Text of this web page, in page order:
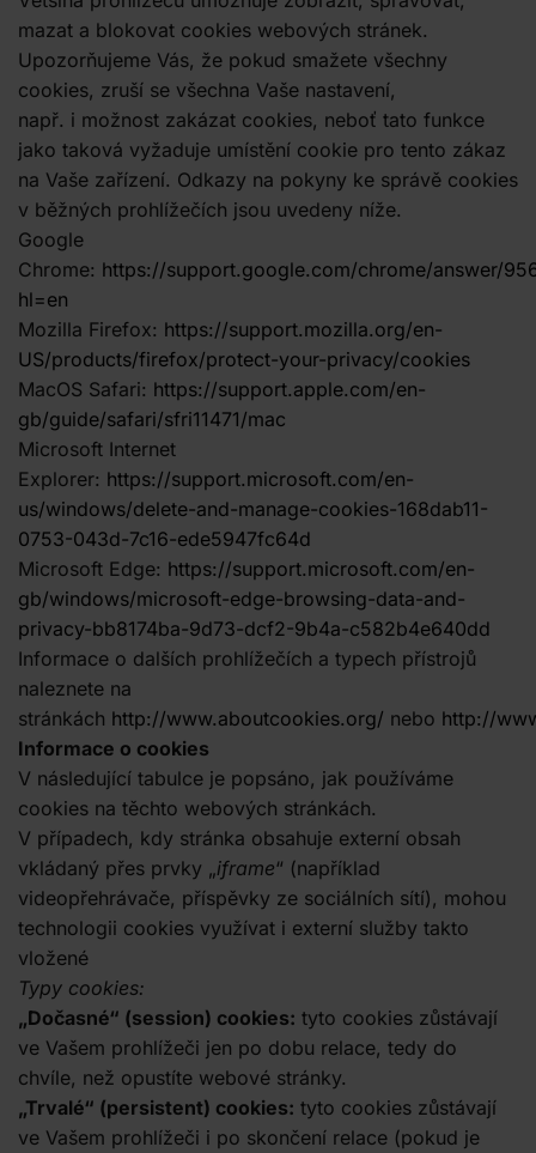
mazat a blokovat cookies webových stránek.
Upozorňujeme Vás, že pokud smažete všechny
cookies, zruší se všechna Vaše nastavení,
např. i možnost zakázat cookies, neboť tato funkce
jako taková vyžaduje umístění cookie pro tento zákaz
na Vaše zařízení. Odkazy na pokyny ke správě cookies
v běžných prohlížečích jsou uvedeny níže.
Google
Chrome: https://support.google.com/chrome/answer/
hl=en
Mozilla Firefox: https://support.mozilla.org/en-
US/products/firefox/protect-your-privacy/cookies
MacOS Safari: https://support.apple.com/en-
gb/guide/safari/sfri11471/mac
Microsoft Internet
Explorer: https://support.microsoft.com/en-
us/windows/delete-and-manage-cookies-168dab11-
0753-043d-7c16-ede5947fc64d
Microsoft Edge: https://support.microsoft.com/en-
gb/windows/microsoft-edge-browsing-data-and-
privacy-bb8174ba-9d73-dcf2-9b4a-c582b4e640dd
Informace o dalších prohlížečích a typech přístrojů
naleznete na
stránkách http://www.aboutcookies.org/ nebo http://
Informace o cookies
V následující tabulce je popsáno, jak používáme
cookies na těchto webových stránkách.
V případech, kdy stránka obsahuje externí obsah
vkládaný přes prvky „iframe“ (například
videopřehrávače, příspěvky ze sociálních sítí), mohou
technologii cookies využívat i externí služby takto
vložené
Typy cookies:
„Dočasné“ (session) cookies: tyto cookies zůstávají
ve Vašem prohlížeči jen po dobu relace, tedy do
chvíle, než opustíte webové stránky.
„Trvalé“ (persistent) cookies: tyto cookies zůstávají
ve Vašem prohlížeči i po skončení relace (pokud je